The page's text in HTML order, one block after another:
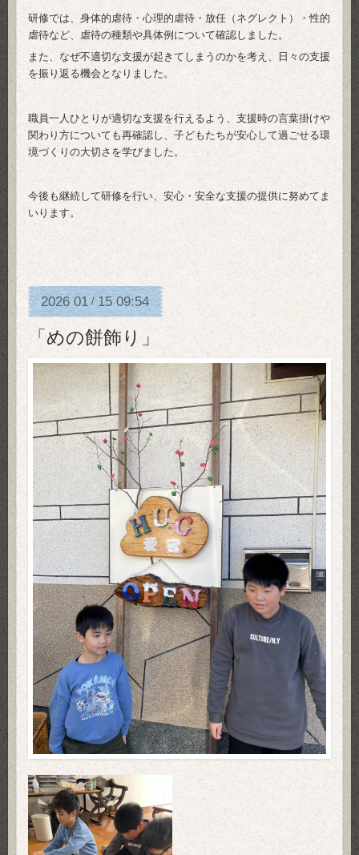
研修では、身体的虐待・心理的虐待・放任（ネグレクト）・性的
虐待など、虐待の種類や具体例について確認しました。
また、なぜ不適切な支援が起きてしまうのかを考え、日々の支援
を振り返る機会となりました。
職員一人ひとりが適切な支援を行えるよう、支援時の言葉掛けや
関わり方についても再確認し、子どもたちが安心して過ごせる環
境づくりの大切さを学びました。
今後も継続して研修を行い、安心・安全な支援の提供に努めてま
いります。
2026 01/15 09:54
「めの餅飾り」